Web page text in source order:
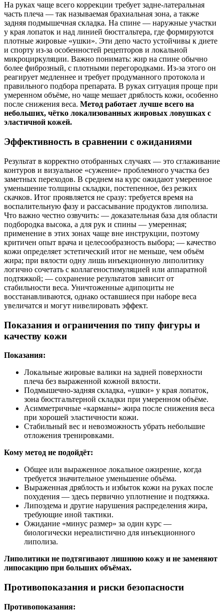
На руках чаще всего коррекции требует задне-латеральная
часть плеча — так называемая брахиальная зона, а также
задняя подмышечная складка. На спине — наружные участки
у края лопаток и над линией бюстгальтера, где формируются
плотные жировые «ушки». Эти депо часто устойчивы к диете
и спорту из‑за особенностей рецепторов и локальной
микроциркуляции. Важно понимать: жир на спине обычно
более фиброзный, с плотными перегородками. Из‑за этого он
реагирует медленнее и требует продуманного протокола и
правильного подбора препарата. В руках ситуация проще при
умеренном объёме, но чаще мешает дряблость кожи, особенно
после снижения веса. Метод работает лучше всего на
небольших, чётко локализованных жировых ловушках с
эластичной кожей.
Эффективность в сравнении с ожиданиями
Результат в корректно отобранных случаях — это сглаживание
контуров и визуальное «сужение» проблемного участка без
заметных переходов. В среднем на курс ожидают умеренное
уменьшение толщины складки, постепенное, без резких
скачков. Итог проявляется не сразу: требуется время на
воспалительную фазу и рассасывание продуктов липолиза.
Что важно честно озвучить: — доказательная база для области
подбородка высока, а для рук и спины — умеренная;
применение в этих зонах чаще вне инструкции, поэтому
критичен опыт врача и целесообразность выбора; — качество
кожи определяет эстетический итог не меньше, чем объём
жира; при вялости одну лишь инъекционную липолитику
логично сочетать с коллагеностимуляцией или аппаратной
подтяжкой; — сохранение результатов зависит от
стабильности веса. Уничтоженные адипоциты не
восстанавливаются, однако оставшиеся при наборе веса
увеличатся и могут нивелировать эффект.
Показания и ограничения по типу фигуры и
качеству кожи
Показания:
Локальные жировые валики на задней поверхности
плеча без выраженной кожной вялости.
Подмышечно-задняя складка, «ушки» у края лопаток,
зона бюстгальтерной складки при умеренном объёме.
Асимметричные «карманы» жира после снижения веса
при хорошей эластичности кожи.
Стабильный вес и невозможность убрать небольшие
отложения тренировками.
Кому метод не подойдёт:
Общее или выраженное локальное ожирение, когда
требуется значительное уменьшение объёма.
Выраженная дряблость и избыток кожи на руках после
похудения — здесь первично уплотнение и подтяжка.
Липоэдема и другие нарушения распределения жира,
требующие иной тактики.
Ожидание «минус размер» за один курс —
биологически нереалистично для инъекционного
липолиза.
Липолитики не подтягивают лишнюю кожу и не заменяют
липосакцию при больших объёмах.
Противопоказания и риски безопасности
Противопоказания: